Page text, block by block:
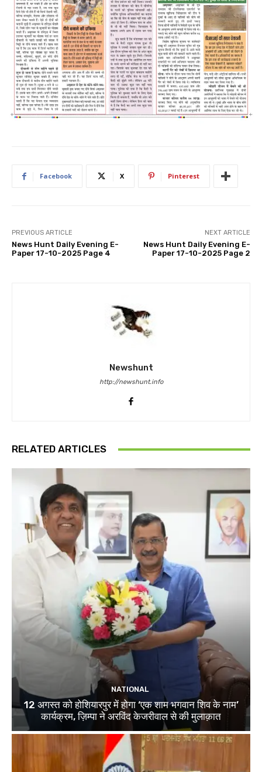
Facebook X Pinterest
PREVIOUS ARTICLE
News Hunt Daily Evening E-
Paper 17-10-2025 Page 4
NEXT ARTICLE
News Hunt Daily Evening E-
Paper 17-10-2025 Page 2
Newshunt
http://newshunt.info
RELATED ARTICLES
NATIONAL
12 अगस्त को होशियारपुर में होगा ‘एक शाम भगवान शिव के नाम’
कार्यक्रम, ज़िम्पा ने अरविंद केजरीवाल से की मुलाक़ात